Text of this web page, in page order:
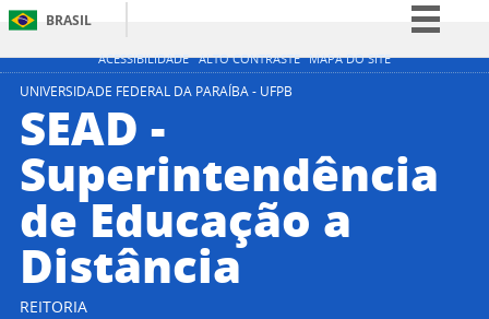
ACESSIBILIDADE ALTO CONTRASTE MAPA DO SITE
BRASIL
Simplifique!
Acesso à informação
Legislação
Canais
UNIVERSIDADE FEDERAL DA PARAÍBA - UFPB
SEAD -
Superintendência
de Educação a
Distância
REITORIA